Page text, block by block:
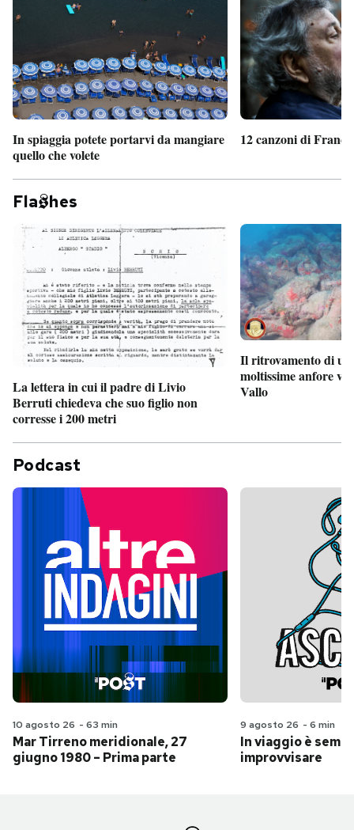
In spiaggia potete portarvi da mangiare
quello che volete
12 canzoni di
Fla hes
La lettera in cui il padre di Livio
Berruti chiedeva che suo figlio non
corresse i 200 metri
Il ritrovamento di
moltissime anfore
Vallo
Podcast
10 agosto 26 - 63 min
Mar Tirreno meridionale, 27
giugno 1980 – Prima parte
9 agosto 26 - 6 min
In viaggio è
improvvisare